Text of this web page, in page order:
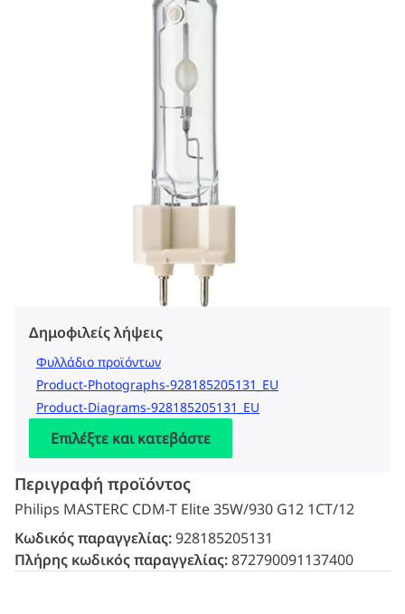
Δημοφιλείς λήψεις
Φυλλάδιο προϊόντων
Product-Photographs-928185205131_EU
Product-Diagrams-928185205131_EU
Επιλέξτε και κατεβάστε
Περιγραφή προϊόντος
Philips MASTERC CDM-T Elite 35W/930 G12 1CT/12
Κωδικός παραγγελίας:928185205131
Πλήρης κωδικός παραγγελίας:872790091137400